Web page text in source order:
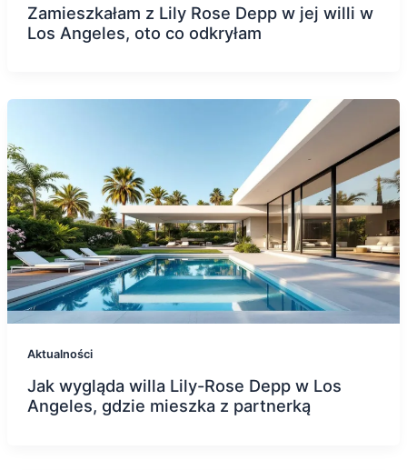
Zamieszkałam z Lily Rose Depp w jej willi w
Los Angeles, oto co odkryłam
Aktualności
Jak wygląda willa Lily-Rose Depp w Los
Angeles, gdzie mieszka z partnerką